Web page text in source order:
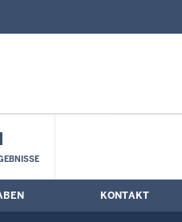
Kontaktformular
KONTAKT